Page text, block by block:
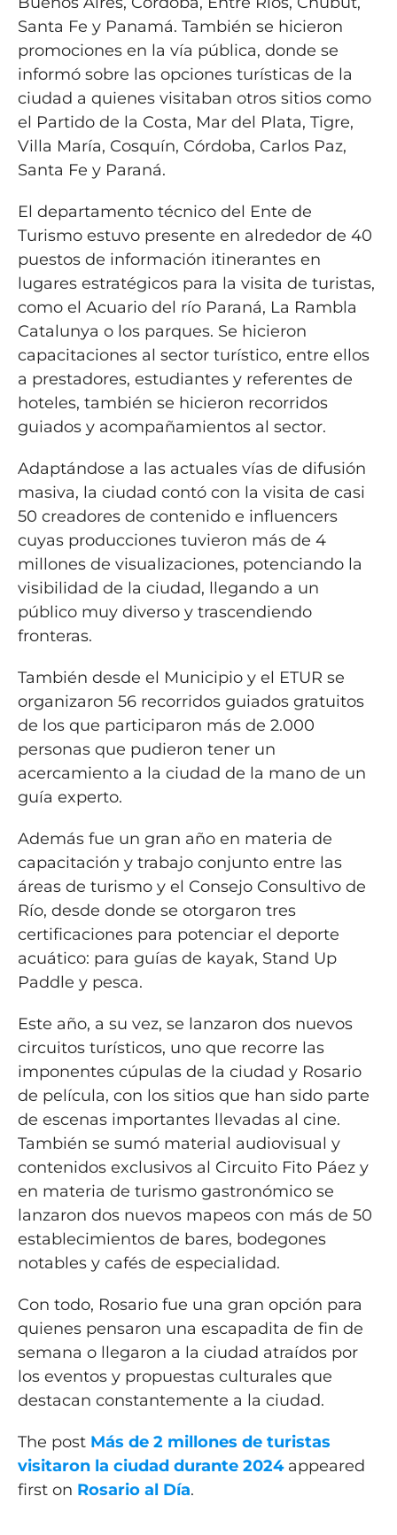
Santa Fe y Panamá. También se hicieron
promociones en la vía pública, donde se
informó sobre las opciones turísticas de la
ciudad a quienes visitaban otros sitios como
el Partido de la Costa, Mar del Plata, Tigre,
Villa María, Cosquín, Córdoba, Carlos Paz,
Santa Fe y Paraná.
El departamento técnico del Ente de
Turismo estuvo presente en alrededor de 40
puestos de información itinerantes en
lugares estratégicos para la visita de turistas,
como el Acuario del río Paraná, La Rambla
Catalunya o los parques. Se hicieron
capacitaciones al sector turístico, entre ellos
a prestadores, estudiantes y referentes de
hoteles, también se hicieron recorridos
guiados y acompañamientos al sector.
Adaptándose a las actuales vías de difusión
masiva, la ciudad contó con la visita de casi
50 creadores de contenido e influencers
cuyas producciones tuvieron más de 4
millones de visualizaciones, potenciando la
visibilidad de la ciudad, llegando a un
público muy diverso y trascendiendo
fronteras.
También desde el Municipio y el ETUR se
organizaron 56 recorridos guiados gratuitos
de los que participaron más de 2.000
personas que pudieron tener un
acercamiento a la ciudad de la mano de un
guía experto.
Además fue un gran año en materia de
capacitación y trabajo conjunto entre las
áreas de turismo y el Consejo Consultivo de
Río, desde donde se otorgaron tres
certificaciones para potenciar el deporte
acuático: para guías de kayak, Stand Up
Paddle y pesca.
Este año, a su vez, se lanzaron dos nuevos
circuitos turísticos, uno que recorre las
imponentes cúpulas de la ciudad y Rosario
de película, con los sitios que han sido parte
de escenas importantes llevadas al cine.
También se sumó material audiovisual y
contenidos exclusivos al Circuito Fito Páez y
en materia de turismo gastronómico se
lanzaron dos nuevos mapeos con más de 50
establecimientos de bares, bodegones
notables y cafés de especialidad.
Con todo, Rosario fue una gran opción para
quienes pensaron una escapadita de fin de
semana o llegaron a la ciudad atraídos por
los eventos y propuestas culturales que
destacan constantemente a la ciudad.
The post Más de 2 millones de turistas
visitaron la ciudad durante 2024appeared
first on Rosario al Día.